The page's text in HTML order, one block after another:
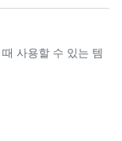
사용할 수 있는 템